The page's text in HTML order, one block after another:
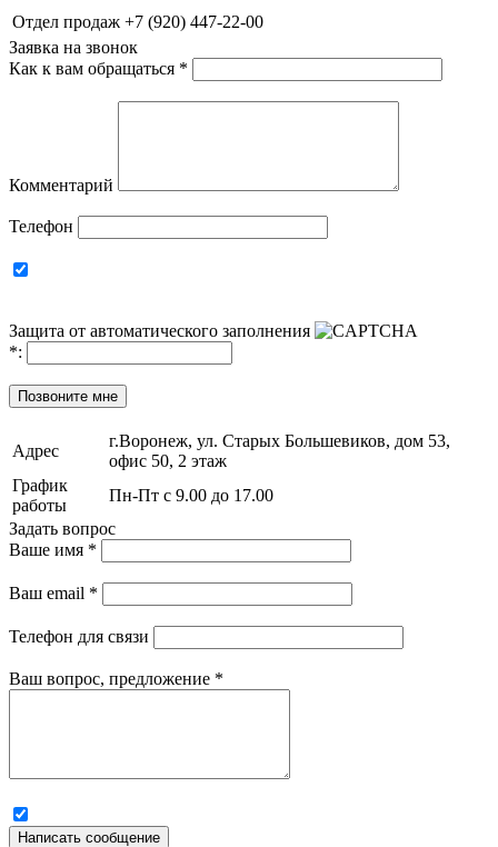
Отдел продаж +7 (920) 447-22-00
Заявка на звонок
Как к вам обращаться *
Комментарий
Телефон
Защита от автоматического заполнения
*:
Позвоните мне
Адрес
г.Воронеж, ул. Старых Большевиков, дом 53,
офис 50, 2 этаж
График
работы
Пн-Пт с 9.00 до 17.00
Задать вопрос
Ваше имя *
Ваш email *
Телефон для связи
Ваш вопрос, предложение *
Написать сообщение